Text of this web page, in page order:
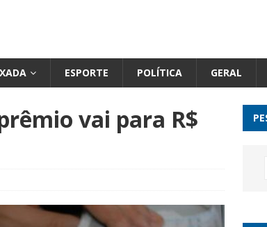
ESPORTE POLÍTICA GERAL
vai para R$